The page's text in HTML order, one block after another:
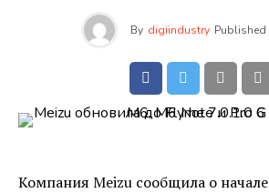
By digiindustry Published
Компания Meizu сообщила о начале